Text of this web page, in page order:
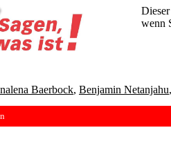
wenn
Baerbock, Benjamin Netanjahu,